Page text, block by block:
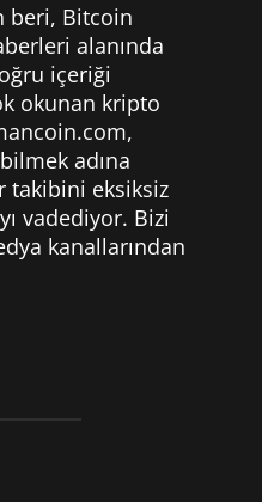
beri, Bitcoin
alanında
içeriği
okunan kripto
adına
takibini eksiksiz
vadediyor. Bizi
kanallarından